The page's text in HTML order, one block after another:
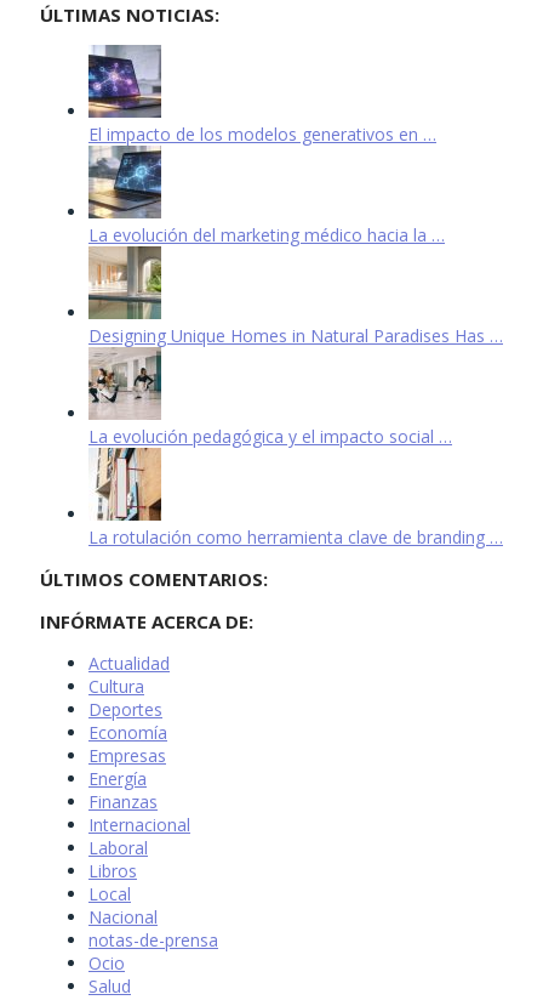
ÚLTIMAS NOTICIAS:
El impacto de los modelos generativos en …
La evolución del marketing médico hacia la …
Designing Unique Homes in Natural Paradises Has …
La evolución pedagógica y el impacto social …
La rotulación como herramienta clave de branding …
ÚLTIMOS COMENTARIOS:
INFÓRMATE ACERCA DE:
Actualidad
Cultura
Deportes
Economía
Empresas
Energía
Finanzas
Internacional
Laboral
Libros
Local
Nacional
notas-de-prensa
Ocio
Salud